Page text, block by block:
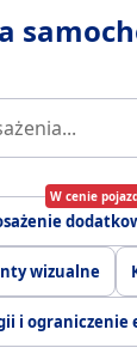
W cenie
wizualne
i ograniczenie